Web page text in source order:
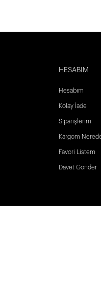
HESABIM
Hesabım
Kolay İade
Siparişlerim
Kargom
Favori Listem
Davet Gönder